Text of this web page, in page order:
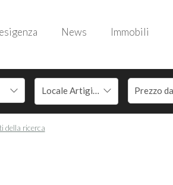
News Immobili
Locale Artigianale / Deposito
della ricerca